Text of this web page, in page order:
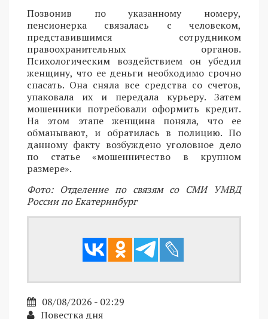
Позвонив по указанному номеру,
пенсионерка связалась с человеком,
представившимся сотрудником
правоохранительных органов.
Психологическим воздействием он убедил
женщину, что ее деньги необходимо срочно
спасать. Она сняла все средства со счетов,
упаковала их и передала курьеру. Затем
мошенники потребовали оформить кредит.
На этом этапе женщина поняла, что ее
обманывают, и обратилась в полицию. По
данному факту возбуждено уголовное дело
по статье «мошенничество в крупном
размере».
Фото: Отделение по связям со СМИ УМВД
России по Екатеринбург
08/08/2026 - 02:29
Повестка дня